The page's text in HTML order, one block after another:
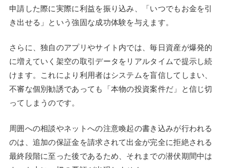
申請した際に実際に利益を振り込み、「いつでもお金を引
き出せる」という強固な成功体験を与えます。
さらに、独自のアプリやサイト内では、毎日資産が爆発的
に増えていく架空の取引データをリアルタイムで提示し続
けます。これにより利用者はシステムを盲信してしまい、
不審な個別勧誘であっても「本物の投資案件だ」と信じ切
ってしまうのです。
周囲への相談やネットへの注意喚起の書き込みが行われる
のは、追加の保証金を請求されて出金が完全に拒絶される
最終段階に至った後であるため、それまでの潜伏期間中は